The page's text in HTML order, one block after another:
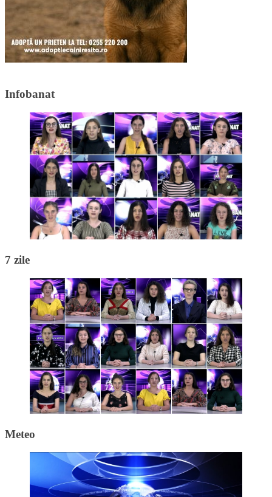
Infobanat
7 zile
Meteo